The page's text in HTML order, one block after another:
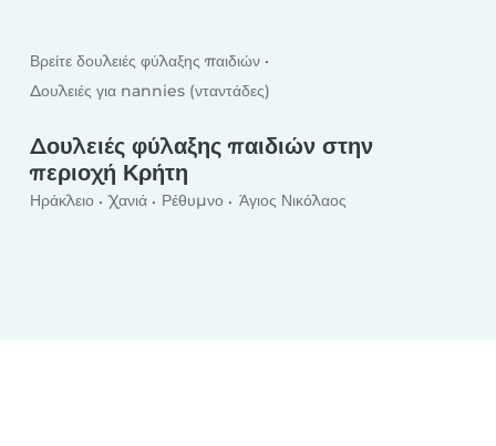
Βρείτε δουλειές φύλαξης παιδιών
Δουλειές για nannies (νταντάδες)
Δουλειές φύλαξης παιδιών στην
περιοχή Κρήτη
Ηράκλειο Χανιά Ρέθυμνο Άγιος Νικόλαος